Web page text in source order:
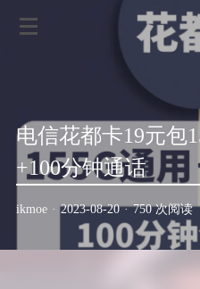
电信花都卡19元包
+100分钟通话
ikmoe · 2023-08-20 · 750 次阅读